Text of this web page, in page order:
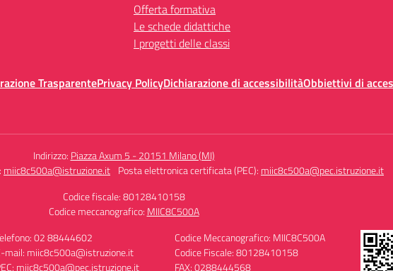
Offerta formativa
Le schede didattiche
I progetti delle classi
TrasparentePrivacy PolicyDichiarazione di accessibilitàObbiettivi di
Indirizzo: Piazza Axum 5 - 20151 Milano (MI)
miic8c500a@istruzione.it Posta elettronica certificata (PEC): miic8c500a@pec.istruzione.it
Codice fiscale: 80128410158
Codice meccanografico: MIIC8C500A
02 88444602
mail: miic8c500a@istruzione.it
miic8c500a@pec.istruzione.it
Codice Meccanografico: MIIC8C500A
Codice Fiscale: 80128410158
FAX: 0288444568